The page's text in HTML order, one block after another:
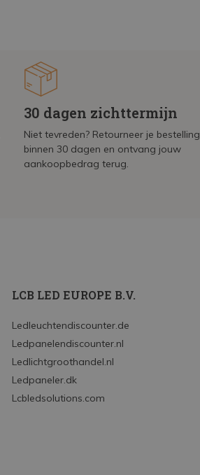
30 dagen zichttermijn
Niet tevreden? Retourneer je bestelling
binnen 30 dagen en ontvang jouw
aankoopbedrag terug.
LCB LED EUROPE B.V.
Ledleuchtendiscounter.de
Ledpanelendiscounter.nl
Ledlichtgroothandel.nl
Ledpaneler.dk
Lcbledsolutions.com